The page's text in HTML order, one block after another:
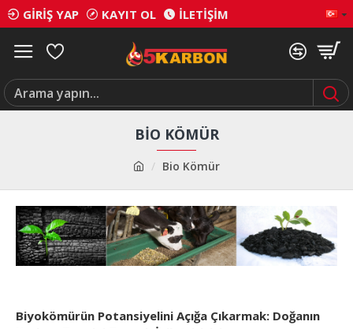
GIRIŞ YAP KAYIT OL İLETIŞIM
Bio Kömür
BIO KÖMÜR
Biyokömürün Potansiyelini Açığa Çıkarmak: Doğanın